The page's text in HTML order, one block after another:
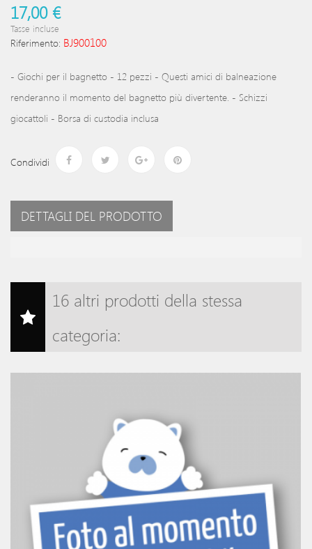
17,00 €
Tasse incluse
Riferimento: BJ900100
- Giochi per il bagnetto - 12 pezzi - Questi amici di balneazione
renderanno il momento del bagnetto più divertente. - Schizzi
giocattoli - Borsa di custodia inclusa
Condividi
DETTAGLI DEL PRODOTTO
16 altri prodotti della stessa
categoria: